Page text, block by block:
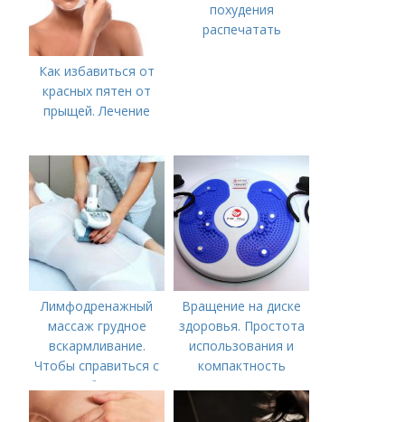
Как избавиться от
красных пятен от
прыщей. Лечение
похудения
распечатать
Лимфодренажный
массаж грудное
вскармливание.
Чтобы справиться с
нагрубанием,
необходимо
Вращение на диске
здоровья. Простота
использования и
компактность